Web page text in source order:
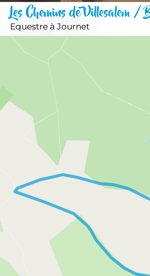
Les Chemins de Villesalem /
Equestre à Journet